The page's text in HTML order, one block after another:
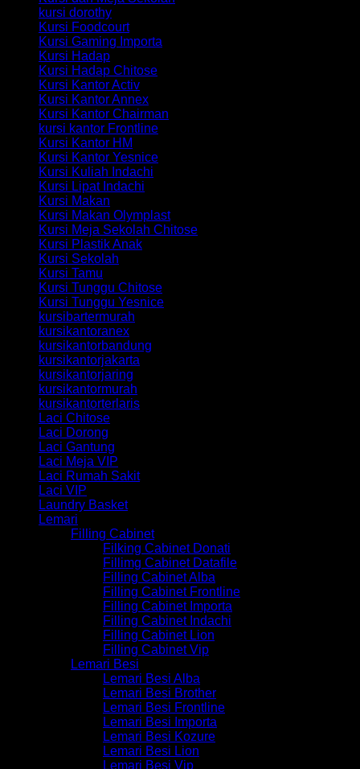
kursi dorothy
Kursi Foodcourt
Kursi Gaming Importa
Kursi Hadap
Kursi Hadap Chitose
Kursi Kantor Activ
Kursi Kantor Annex
Kursi Kantor Chairman
kursi kantor Frontline
Kursi Kantor HM
Kursi Kantor Yesnice
Kursi Kuliah Indachi
Kursi Lipat Indachi
Kursi Makan
Kursi Makan Olymplast
Kursi Meja Sekolah Chitose
Kursi Plastik Anak
Kursi Sekolah
Kursi Tamu
Kursi Tunggu Chitose
Kursi Tunggu Yesnice
kursibartermurah
kursikantoranex
kursikantorbandung
kursikantorjakarta
kursikantorjaring
kursikantormurah
kursikantorterlaris
Laci Chitose
Laci Dorong
Laci Gantung
Laci Meja VIP
Laci Rumah Sakit
Laci VIP
Laundry Basket
Lemari
Filling Cabinet
Filking Cabinet Donati
Fillimg Cabinet Datafile
Filling Cabinet Alba
Filling Cabinet Frontline
Filling Cabinet Importa
Filling Cabinet Indachi
Filling Cabinet Lion
Filling Cabinet Vip
Lemari Besi
Lemari Besi Alba
Lemari Besi Brother
Lemari Besi Frontline
Lemari Besi Importa
Lemari Besi Kozure
Lemari Besi Lion
Lemari Besi Vip